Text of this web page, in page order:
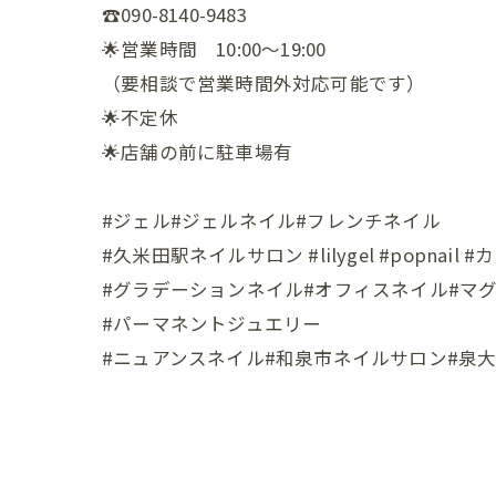
☎️090-8140-9483
🌟営業時間 10:00〜19:00
（要相談で営業時間外対応可能です）
🌟不定休
🌟店舗の前に駐車場有
#ジェル#ジェルネイル#フレンチネイル
#久米田駅ネイルサロン #lilygel #popnail #
#グラデーションネイル#オフィスネイル#マ
#パーマネントジュエリー
#ニュアンスネイル#和泉市ネイルサロン#